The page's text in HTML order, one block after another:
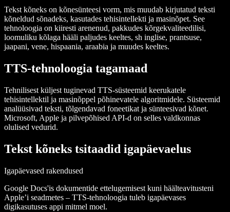
Tekst kõneks on kõnesünteesi vorm, mis muudab kirjutatud teksti
kõneldud sõnadeks, kasutades tehisintellekti ja masinõpet. See
tehnoloogia on kiiresti arenenud, pakkudes kõrgekvaliteedilisi,
loomuliku kõlaga hääli paljudes keeltes, sh inglise, prantsuse,
jaapani, vene, hispaania, araabia ja muudes keeltes.
TTS-tehnoloogia tagamaad
Tehnilisest küljest tuginevad TTS-süsteemid keerukatele
tehisintellektil ja masinõppel põhinevatele algoritmidele. Süsteemid
analüüsivad teksti, tõlgendavad foneetikat ja sünteesivad kõnet.
Microsoft, Apple ja pilvepõhised API-d on selles valdkonnas
olulised vedurid.
Tekst kõneks tsitaadid igapäevaelus
Igapäevased rakendused
Google Docs'is dokumentide ettelugemisest kuni häälteavitusteni
Apple’i seadmetes – TTS-tehnoloogia tuleb igapäevases
digikasutuses appi mitmel moel.